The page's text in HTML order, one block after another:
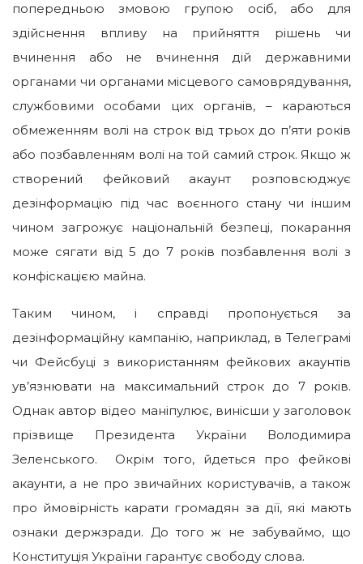
попередньою змовою групою осіб, або для
здійснення впливу на прийняття рішень чи
вчинення або не вчинення дій державними
органами чи органами місцевого самоврядування,
службовими особами цих органів, – караються
обмеженням волі на строк від трьох до п’яти років
або позбавленням волі на той самий строк. Якщо ж
створений фейковий акаунт розповсюджує
дезінформацію під час воєнного стану чи іншим
чином загрожує національній безпеці, покарання
може сягати від 5 до 7 років позбавлення волі з
конфіскацією майна.
Таким чином, і справді пропонується за
дезінформаційну кампанію, наприклад, в Телеграмі
чи Фейсбуці з використанням фейкових акаунтів
ув’язнювати на максимальний строк до 7 років.
Однак автор відео маніпулює, винісши у заголовок
прізвище Президента України Володимира
Зеленського. Окрім того, йдеться про фейкові
акаунти, а не про звичайних користувачів, а також
про ймовірність карати громадян за дії, які мають
ознаки держзради. До того ж не забуваймо, що
Конституція України гарантує свободу слова.